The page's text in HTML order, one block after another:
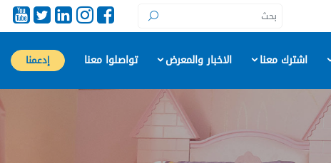
إدعمنا اشترك معنا الاخبار والمعرض تواصلوا معنا